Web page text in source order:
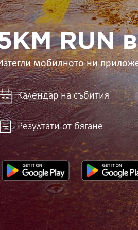
RUN
мобилното ни
Календар на събития
Резултати от бягане